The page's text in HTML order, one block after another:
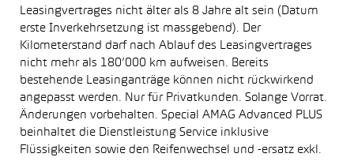
Leasingvertrages nicht älter als 8 Jahre alt sein (Datum
erste Inverkehrsetzung ist massgebend). Der
Kilometerstand darf nach Ablauf des Leasingvertrages
nicht mehr als 180’000 km aufweisen. Bereits
bestehende Leasinganträge können nicht rückwirkend
angepasst werden. Nur für Privatkunden. Solange Vorrat.
Änderungen vorbehalten. Special AMAG Advanced PLUS
beinhaltet die Dienstleistung Service inklusive
Flüssigkeiten sowie den Reifenwechsel und -ersatz exkl.